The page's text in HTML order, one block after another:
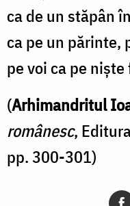
ca de un stăpân
ca pe un părinte,
pe voi ca pe
(Arhimandritul
românesc,
pp. 300-301)